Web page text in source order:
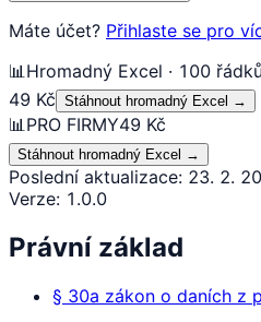
Máte účet? Přihlaste se pro
📊Hromadný Excel · 100
49 Kč Stáhnout hromadný Excel →
📊PRO FIRMY49 Kč
Stáhnout hromadný Excel →
Poslední aktualizace: 23. 2.
Verze: 1.0.0
Právní základ
§ 30a zákon o daních z